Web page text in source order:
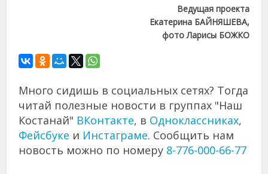
Ведущая проекта
Екатерина БАЙНЯШЕВА,
фото Ларисы БОЖКО
Много сидишь в социальных сетях? Тогда
читай полезные новости в группах "Наш
Костанай" ВКонтакте, в Одноклассниках,
Фейсбуке и Инстаграме. Сообщить нам
новость можно по номеру 8-776-000-66-77